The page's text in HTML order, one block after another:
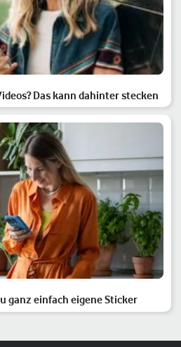
Das kann dahinter stecken
ganz einfach eigene Sticker